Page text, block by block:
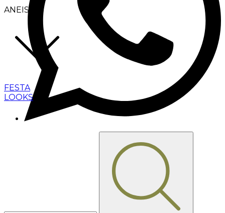
ANEIS
FESTA
LOOKS